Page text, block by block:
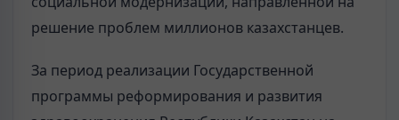
решение проблем миллионов казахстанцев.
За период реализации Государственной
программы реформирования и развития